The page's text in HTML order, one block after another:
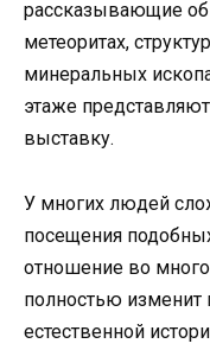
рассказывающие об
метеоритах,
минеральных
этаже
выставку.
У многих людей
посещения
отношение во
полностью изменит
естественной